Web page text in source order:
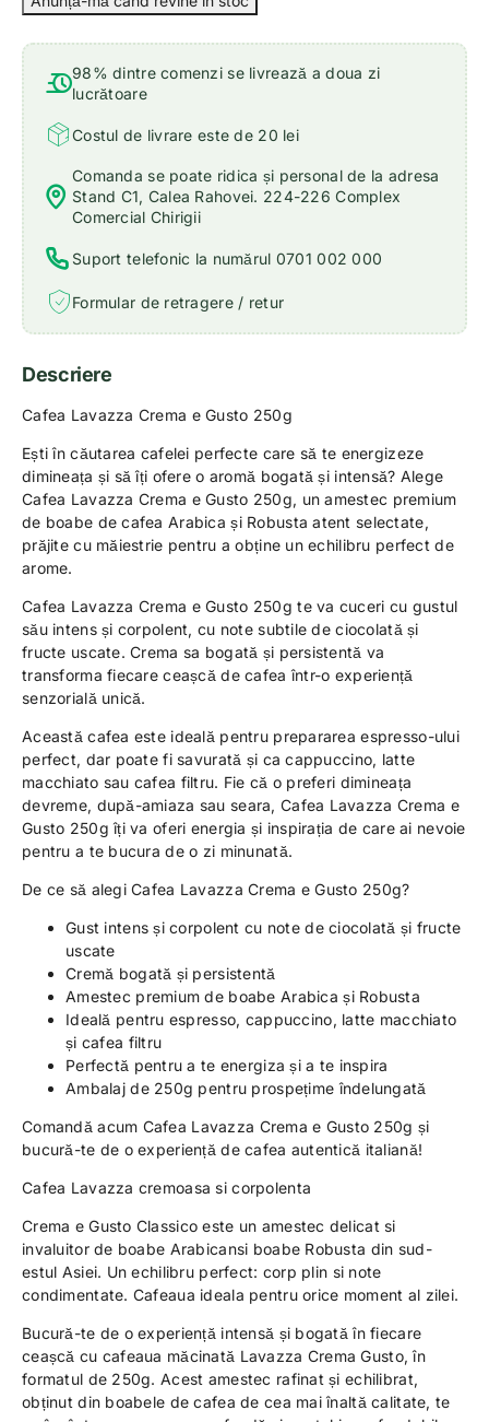
98% dintre comenzi se livrează a doua zi
lucrătoare
Costul de livrare este de 20 lei
Comanda se poate ridica și personal de la adresa
Stand C1, Calea Rahovei. 224-226 Complex
Comercial Chirigii
Suport telefonic la numărul 0701 002 000
Formular de retragere / retur
Descriere
Cafea Lavazza Crema e Gusto 250g
Ești în căutarea cafelei perfecte care să te energizeze
dimineața și să îți ofere o aromă bogată și intensă? Alege
Cafea Lavazza Crema e Gusto 250g, un amestec premium
de boabe de cafea Arabica și Robusta atent selectate,
prăjite cu măiestrie pentru a obține un echilibru perfect de
arome.
Cafea Lavazza Crema e Gusto 250g te va cuceri cu gustul
său intens și corpolent, cu note subtile de ciocolată și
fructe uscate. Crema sa bogată și persistentă va
transforma fiecare ceașcă de cafea într-o experiență
senzorială unică.
Această cafea este ideală pentru prepararea espresso-ului
perfect, dar poate fi savurată și ca cappuccino, latte
macchiato sau cafea filtru. Fie că o preferi dimineața
devreme, după-amiaza sau seara, Cafea Lavazza Crema e
Gusto 250g îți va oferi energia și inspirația de care ai nevoie
pentru a te bucura de o zi minunată.
De ce să alegi Cafea Lavazza Crema e Gusto 250g?
Gust intens și corpolent cu note de ciocolată și fructe
uscate
Cremă bogată și persistentă
Amestec premium de boabe Arabica și Robusta
Ideală pentru espresso, cappuccino, latte macchiato
și cafea filtru
Perfectă pentru a te energiza și a te inspira
Ambalaj de 250g pentru prospețime îndelungată
Comandă acum Cafea Lavazza Crema e Gusto 250g și
bucură-te de o experiență de cafea autentică italiană!
Cafea Lavazza cremoasa si corpolenta
Crema e Gusto Classico este un amestec delicat si
invaluitor de boabe Arabicansi boabe Robusta din sud-
estul Asiei. Un echilibru perfect: corp plin si note
condimentate. Cafeaua ideala pentru orice moment al zilei.
Bucură-te de o experiență intensă și bogată în fiecare
ceașcă cu cafeaua măcinată Lavazza Crema Gusto, în
formatul de 250g. Acest amestec rafinat și echilibrat,
obținut din boabele de cafea de cea mai înaltă calitate, te